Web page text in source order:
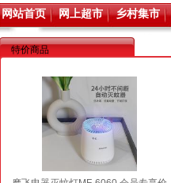
网站首页 网上超市 乡村集市
特价商品